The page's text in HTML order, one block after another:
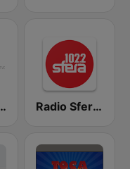
3 Radio Sfera 102.2 FM